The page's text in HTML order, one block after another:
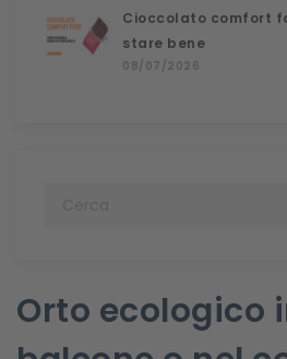
Cioccolato comfort
stare bene
08/07/2026
Orto ecologico